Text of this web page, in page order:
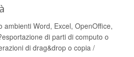
ambienti Word, Excel, OpenOffice,
di parti di computo o
di drag&drop o copia /